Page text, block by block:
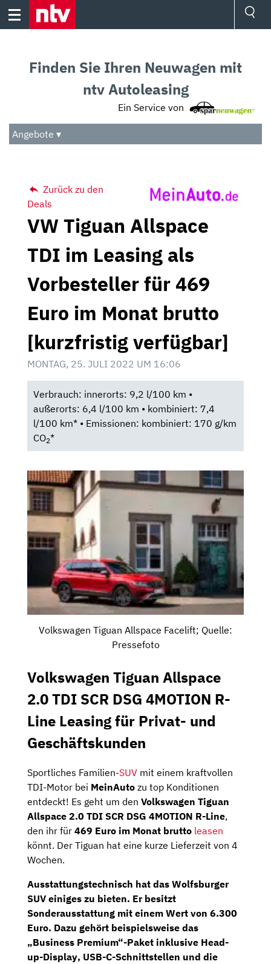
Skip
Audio
Das Beste
Finden Sie Ihren Neuwagen mit
ntv Autoleasing
Ein Service von
Angebote ▾
Zurück zu den
Deals
VW Tiguan Allspace
TDI im Leasing als
Vorbesteller für 469
Euro im Monat brutto
[kurzfristig verfügbar]
MONTAG, 25. JULI 2022 UM 16:06
Verbrauch: innerorts: 9,2 l/100 km •
außerorts: 6,4 l/100 km • kombiniert: 7,4
l/100 km* • Emissionen: kombiniert: 170 g/km
CO2*
Volkswagen Tiguan Allspace Facelift; Quelle:
Pressefoto
Volkswagen Tiguan Allspace
2.0 TDI SCR DSG 4MOTION R-
Line Leasing für Privat- und
Geschäftskunden
Sportliches Familien-SUV mit einem kraftvollen
TDI-Motor bei MeinAuto zu top Konditionen
entdeckt! Es geht um den Volkswagen Tiguan
Allspace 2.0 TDI SCR DSG 4MOTION R-Line,
den ihr für 469 Euro im Monat brutto leasen
könnt. Der Tiguan hat eine kurze Lieferzeit von 4
Wochen.
Ausstattungstechnisch hat das Wolfsburger
SUV einiges zu bieten. Er besitzt
Sonderausstattung mit einem Wert von 6.300
Euro. Dazu gehört beispielsweise das
„Business Premium“-Paket inklusive Head-
up-Display, USB-C-Schnittstellen und die